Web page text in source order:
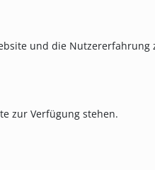
und die Nutzererfahrung
zur Verfügung stehen.